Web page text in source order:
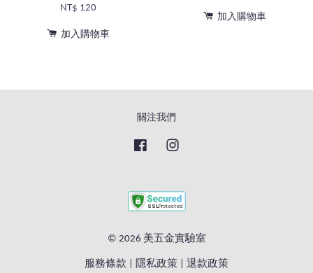
NT$ 120
加入購物車
加入購物車
關注我們
Facebook
© 2026 美五金實驗室
服務條款 隱私政策 退款政策